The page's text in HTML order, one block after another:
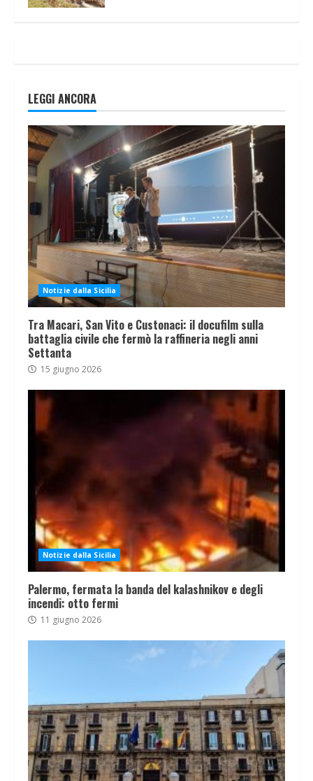
LEGGI ANCORA
Notizie dalla Sicilia
Tra Macari, San Vito e Custonaci: il docufilm sulla
battaglia civile che fermò la raffineria negli anni
Settanta
15 giugno 2026
Notizie dalla Sicilia
Palermo, fermata la banda del kalashnikov e degli
incendi: otto fermi
11 giugno 2026